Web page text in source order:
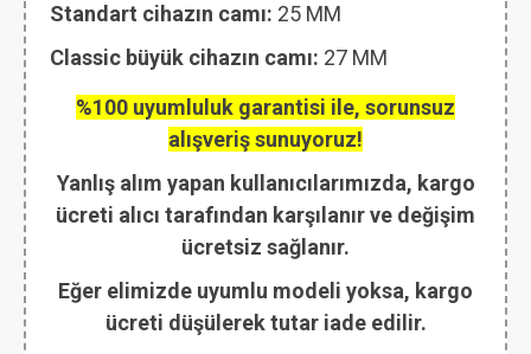
Standart cihazın camı: 25 MM
Classic büyük cihazın camı: 27 MM
%100 uyumluluk garantisi ile, sorunsuz
alışveriş sunuyoruz!
Yanlış alım yapan kullanıcılarımızda, kargo
ücreti alıcı tarafından karşılanır ve değişim
ücretsiz sağlanır.
Eğer elimizde uyumlu modeli yoksa, kargo
ücreti düşülerek tutar iade edilir.